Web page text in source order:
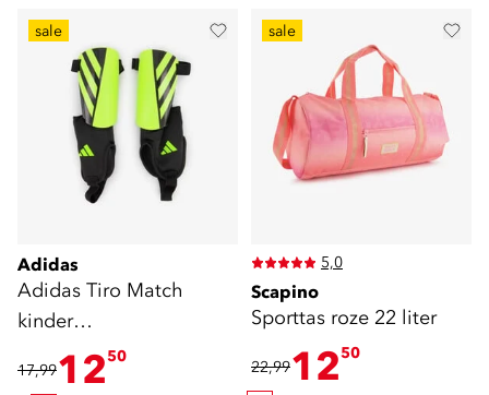
sale
Adidas
Adidas Tiro Match
kinder
scheenbeschermers
zwart goud
17,991250
sale
5,0
Scapino
Sporttas roze 22 liter
22,991250